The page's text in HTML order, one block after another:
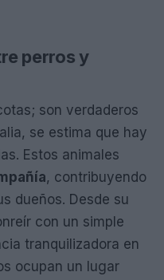
perros y
son verdaderos
se estima que hay
Estos animales
, contribuyendo
dueños. Desde su
con un simple
tranquilizadora en
ocupan un lugar